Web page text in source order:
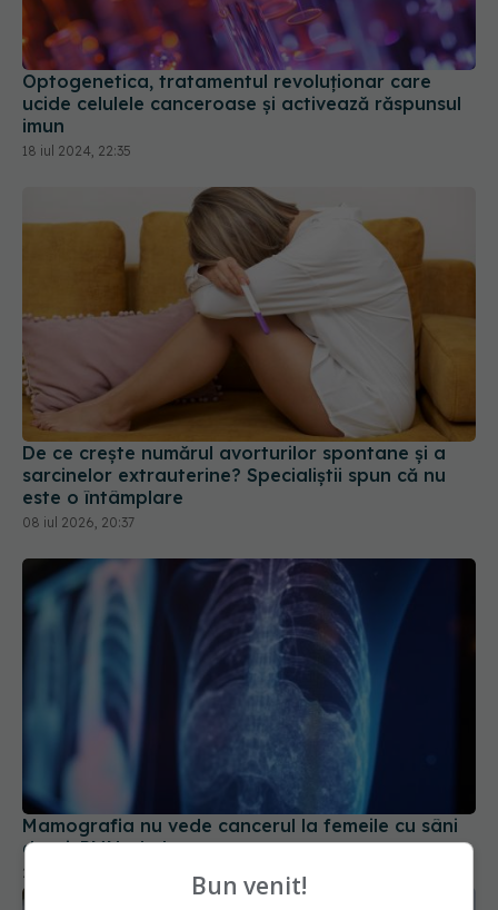
Optogenetica, tratamentul revoluționar care
ucide celulele canceroase și activează răspunsul
imun
18 iul 2024, 22:35
De ce crește numărul avorturilor spontane și a
sarcinelor extrauterine? Specialiștii spun că nu
este o întâmplare
08 iul 2026, 20:37
Mamografia nu vede cancerul la femeile cu sâni
denși. RMN-ul, da
28 mai 2025, 16:55 Bun venit!